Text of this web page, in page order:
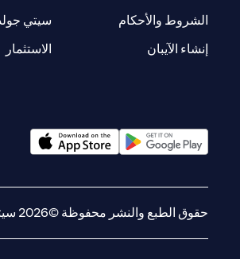
الشروط والأحكام
إنشاء الآيبان
سيتي
الاستثمار
حقوق الطبع والنشر محفوظة ©2026 سيتي جروب انك.